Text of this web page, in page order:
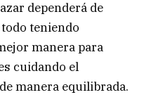
dependerá de
teniendo
manera para
cuidando el
manera equilibrada.